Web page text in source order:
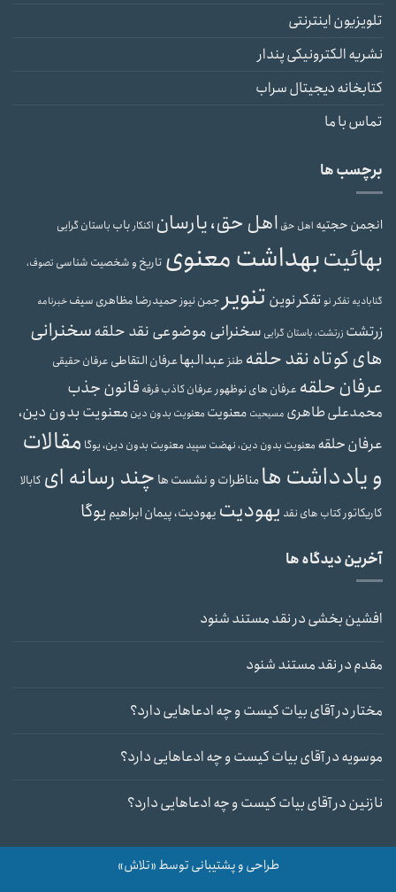
تلویزیون اینترنتی
نشریه الکترونیکی پندار
کتابخانه دیجیتال سراب
تماس با ما
برچسب ها
انجمن حجتیه اهل حق اهل حق، یارسان اکنکارباب باستان گرایی
بهائیتبهداشت معنوی تاریخ و شخصیت شناسی تصوف،
گنابادیه تفکر نوتفکر نوین تنویر جمن نیوزحمیدرضا مظاهری سیفخبرنامه
زرتشت زرتشت، باستان گرایی سخنرانی موضوعی نقد حلقهسخنرانی
های کوتاه نقد حلقه طنزعبدالبهاعرفان التقاطی عرفان حقیقی
عرفان حلقه عرفان های نوظهور عرفان کاذبفرقه قانون جذب
محمدعلی طاهری مسیحیت معنویت معنویت بدون دین معنویت بدون دین،
عرفان حلقه معنویت بدون دین، نهضت سپیدمعنویت بدون دین، یوگا مقالات
و یادداشت هامناظرات و نشست ها چند رسانه ای کابالا
کاریکاتور کتاب های نقد یهودیت یهودیت، پیمان ابراهیم یوگا
آخرین دیدگاه ها
افشین بخشیدرنقد مستند شنود
مقدمدرنقد مستند شنود
مختاردرآقای بیات کیست و چه ادعاهایی دارد؟
موسویهدرآقای بیات کیست و چه ادعاهایی دارد؟
نازنیندرآقای بیات کیست و چه ادعاهایی دارد؟
طراحی و پشتیبانی توسط «تلاش»